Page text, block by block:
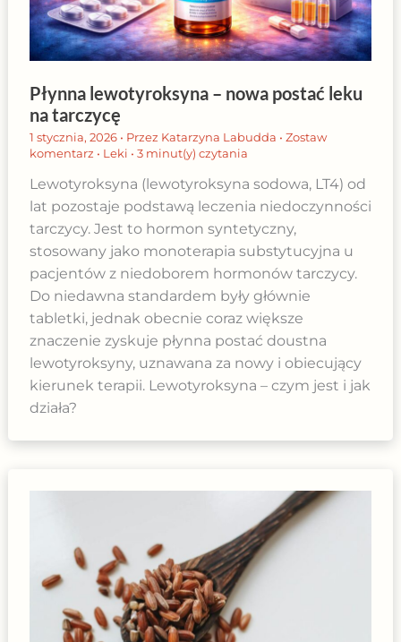
Płynna lewotyroksyna – nowa postać leku
na tarczycę
1 stycznia, 2026 • Przez Katarzyna Labudda • Zostaw
komentarz • Leki • 3 minut(y) czytania
Lewotyroksyna (lewotyroksyna sodowa, LT4) od
lat pozostaje podstawą leczenia niedoczynności
tarczycy. Jest to hormon syntetyczny,
stosowany jako monoterapia substytucyjna u
pacjentów z niedoborem hormonów tarczycy.
Do niedawna standardem były głównie
tabletki, jednak obecnie coraz większe
znaczenie zyskuje płynna postać doustna
lewotyroksyny, uznawana za nowy i obiecujący
kierunek terapii. Lewotyroksyna – czym jest i jak
działa?